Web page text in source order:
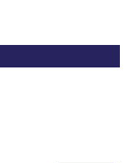
content